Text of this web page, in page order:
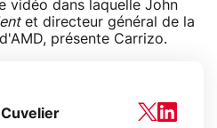
vidéo dans laquelle John
et directeur général de la
présente Carrizo.